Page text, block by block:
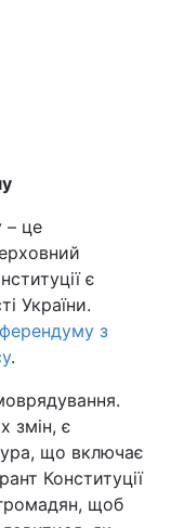
– це
є
України.
з
.
змін, є
що включає
Конституції
щоб